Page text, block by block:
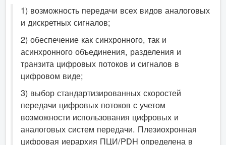
1) возможность передачи всех видов аналоговых
и дискретных сигналов;
2) обеспечение как синхронного, так и
асинхронного объединения, разделения и
транзита цифровых потоков и сигналов в
цифровом виде;
3) выбор стандартизированных скоростей
передачи цифровых потоков с учетом
возможности использования цифровых и
аналоговых систем передачи. Плезиохронная
цифровая иерархия ПЦИ/PDH определена в